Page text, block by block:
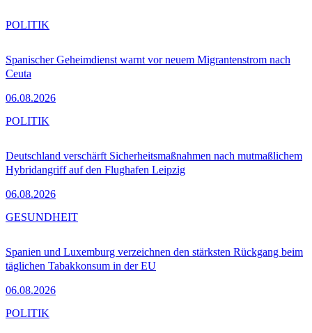
Spanischer Geheimdienst warnt vor neuem Migrantenstrom nach
Ceuta
06.08.2026
POLITIK
Deutschland verschärft Sicherheitsmaßnahmen nach mutmaßlichem
Hybridangriff auf den Flughafen Leipzig
06.08.2026
POLITIK
Spanien und Luxemburg verzeichnen den stärksten Rückgang beim
täglichen Tabakkonsum in der EU
06.08.2026
GESUNDHEIT
POLITIK